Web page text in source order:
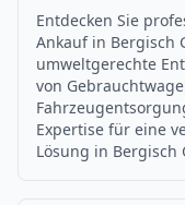
Entdecken Sie
Ankauf in Bergisch
umweltgerechte
von
Expertise für eine
Lösung in Bergisch